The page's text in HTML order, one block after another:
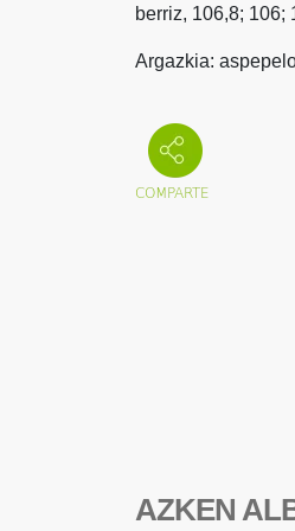
berriz, 106,8; 106;
Argazkia:
AZKEN